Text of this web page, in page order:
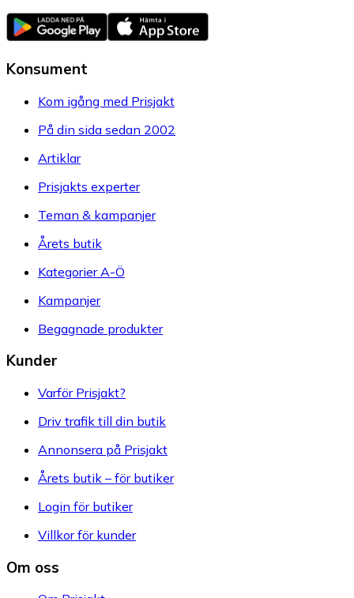
Konsument
Kom igång med Prisjakt
På din sida sedan 2002
Artiklar
Prisjakts experter
Teman & kampanjer
Årets butik
Kategorier A-Ö
Kampanjer
Begagnade produkter
Kunder
Varför Prisjakt?
Driv trafik till din butik
Annonsera på Prisjakt
Årets butik – för butiker
Login för butiker
Villkor för kunder
Om oss